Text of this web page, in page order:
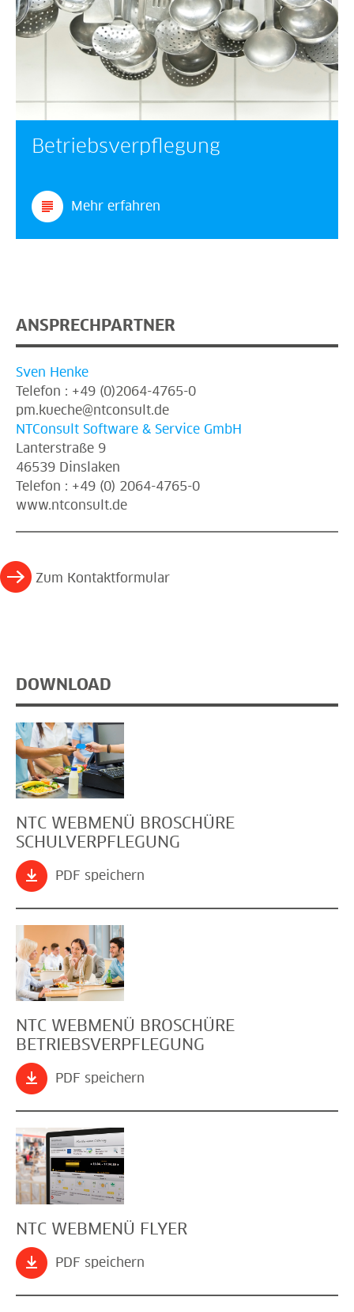
Betriebsverpflegung
Mehr erfahren
ANSPRECHPARTNER
Sven Henke
Telefon : +49 (0)2064-4765-0
pm.kueche@ntconsult.de
NTConsult Software & Service GmbH
Lanterstraße 9
46539 Dinslaken
Telefon : +49 (0) 2064-4765-0
www.ntconsult.de
Zum Kontaktformular
DOWNLOAD
NTC WEBMENÜ BROSCHÜRE
SCHULVERPFLEGUNG
PDF speichern
NTC WEBMENÜ BROSCHÜRE
BETRIEBSVERPFLEGUNG
PDF speichern
NTC WEBMENÜ FLYER
PDF speichern